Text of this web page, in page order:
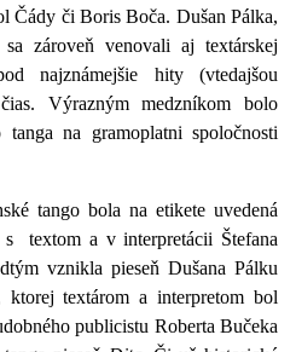
Čády či Boris Boča. Dušan Pálka,
zároveň venovali aj textárskej
najznámejšie hity (vtedajšou
Výrazným medzníkom bolo
na gramoplatni spoločnosti
tango bola na etikete uvedená
s textom a v interpretácii Štefana
vznikla pieseň Dušana Pálku
ktorej textárom a interpretom bol
publicistu Roberta Bučeka